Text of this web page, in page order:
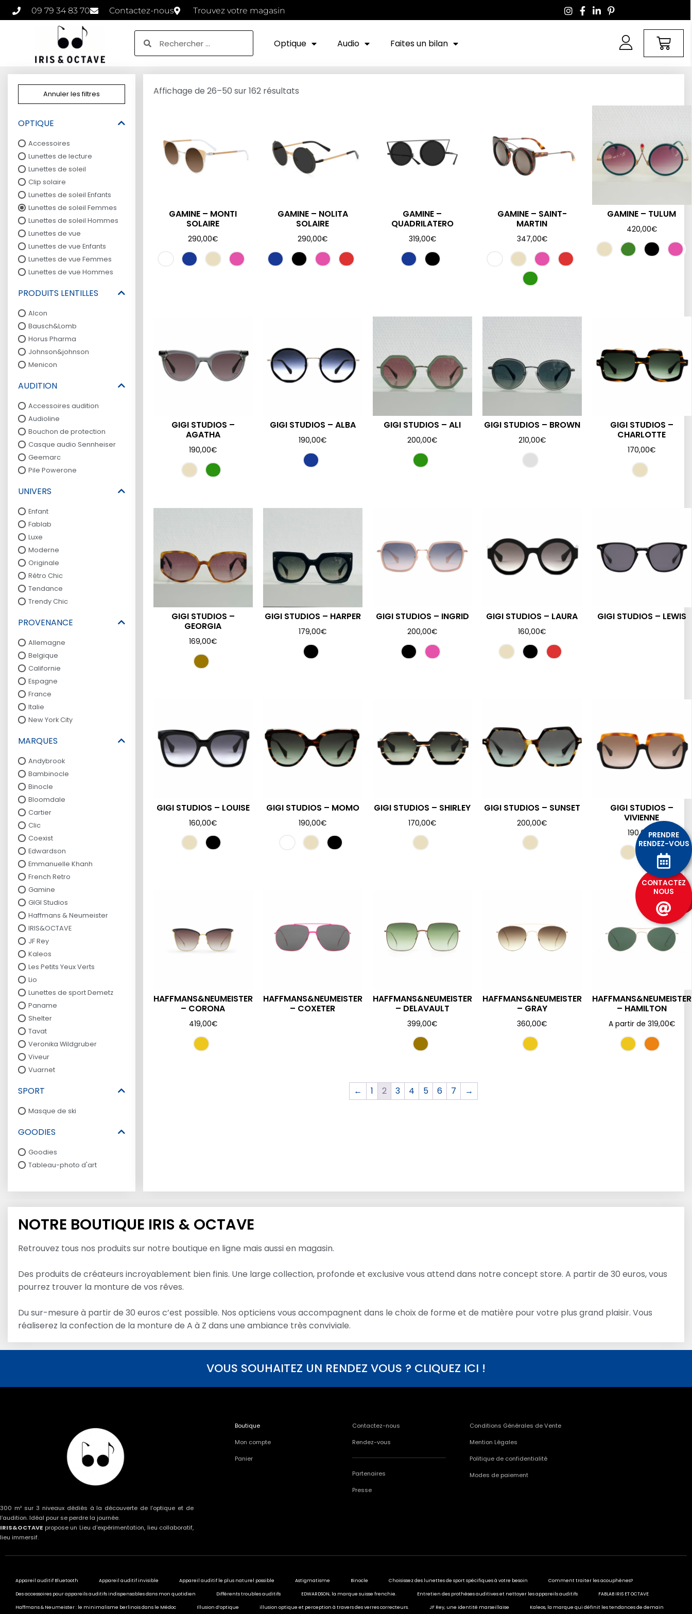
09 79 34 83 70 Contactez-nous Trouvez votre magasin
Optique Audio Faites un bilan
Annuler les filtres
OPTIQUE
Accessoires
Lunettes de lecture
Lunettes de soleil
Clip solaire
Lunettes de soleil Enfants
Lunettes de soleil Femmes
Lunettes de soleil Hommes
Lunettes de vue
Lunettes de vue Enfants
Lunettes de vue Femmes
Lunettes de vue Hommes
PRODUITS LENTILLES
Alcon
Bausch&Lomb
Horus Pharma
Johnson&johnson
Menicon
AUDITION
Accessoires audition
Audioline
Bouchon de protection
Casque audio Sennheiser
Geemarc
Pile Powerone
UNIVERS
Enfant
Fablab
Luxe
Moderne
Originale
Rétro Chic
Tendance
Trendy Chic
PROVENANCE
Allemagne
Belgique
Californie
Espagne
France
Italie
New York City
MARQUES
Andybrook
Bambinocle
Binocle
Bloomdale
Cartier
Clic
Coexist
Edwardson
Emmanuelle Khanh
French Retro
Gamine
GIGI Studios
Haffmans & Neumeister
IRIS&OCTAVE
JF Rey
Kaleos
Les Petits Yeux Verts
Lio
Lunettes de sport Demetz
Paname
Shelter
Tavat
Veronika Wildgruber
Viveur
Vuarnet
SPORT
Masque de ski
GOODIES
Goodies
Tableau-photo d'art
Affichage de 26–50 sur 162 résultats
GAMINE – MONTI
SOLAIRE
290,00€
GAMINE – NOLITA
SOLAIRE
290,00€
GAMINE –
QUADRILATERO
319,00€
GAMINE – SAINT-
MARTIN
347,00€
GAMINE – TULUM
420,00€
GIGI STUDIOS –
AGATHA
190,00€
GIGI STUDIOS – ALBA
190,00€
GIGI STUDIOS – ALI
200,00€
GIGI STUDIOS – BROWN
210,00€
GIGI STUDIOS –
CHARLOTTE
170,00€
GIGI STUDIOS –
GEORGIA
169,00€
GIGI STUDIOS – HARPER
179,00€
GIGI STUDIOS – INGRID
200,00€
GIGI STUDIOS – LAURA
160,00€
GIGI STUDIOS – LEWIS
GIGI STUDIOS – LOUISE
160,00€
GIGI STUDIOS – MOMO
190,00€
GIGI STUDIOS – SHIRLEY
170,00€
GIGI STUDIOS – SUNSET
200,00€
GIGI STUDIOS –
VIVIENNE
190,00€
HAFFMANS&NEUMEISTER
– CORONA
419,00€
HAFFMANS&NEUMEISTER
– COXETER
HAFFMANS&NEUMEISTER
– DELAVAULT
399,00€
HAFFMANS&NEUMEISTER
– GRAY
360,00€
Promo
HAFFMANS&NEUMEISTER
– HAMILTON
A partir de 319,00€
← 1 2 3 4 5 6 7 →
NOTRE BOUTIQUE IRIS & OCTAVE
Retrouvez tous nos produits sur notre boutique en ligne mais aussi en magasin.
Des produits de créateurs incroyablement bien finis. Une large collection, profonde et exclusive vous attend dans notre concept store. A partir de 30 euros, vous
pourrez trouver la monture de vos rêves.
Du sur-mesure à partir de 30 euros c’est possible. Nos opticiens vous accompagnent dans le choix de forme et de matière pour votre plus grand plaisir. Vous
réaliserez la confection de la monture de A à Z dans une ambiance très conviviale.
VOUS SOUHAITEZ UN RENDEZ VOUS ? CLIQUEZ ICI !
300 m² sur 3 niveaux dédiés à la découverte de l’optique et de
l’audition. Idéal pour se perdre la journée.
IRIS&OCTAVE propose un Lieu d’expérimentation, lieu collaboratif,
lieu immersif.
Boutique
Mon compte
Panier
Contactez-nous
Rendez-vous
Partenaires
Presse
Conditions Générales de Vente
Mention Légales
Politique de confidentialité
Modes de paiement
Appareil auditif Bluetooth Appareil auditif invisible Appareil auditif le plus naturel possible Astigmatisme Binocle Choisissez des lunettes de sport spécifiques à votre besoin Comment traiter les acouphènes?
Des accessoires pour appareils auditifs indispensables dans mon quotidien Différents troubles auditifs EDWARDSON, la marque suisse frenchie. Entretien des prothèses auditives et nettoyer les appareils auditifs FABLAB IRIS ET OCTAVE
Haffmans & Neumeister : le minimalisme berlinois dans le Médoc Illusion d’optique illusion optique et perception à travers des verres correcteurs. JF Rey, une identité marseillaise Kaleos, la marque qui définit les tendances de demain
PRENDRE
RENDEZ-VOUS
CONTACTEZ
NOUS